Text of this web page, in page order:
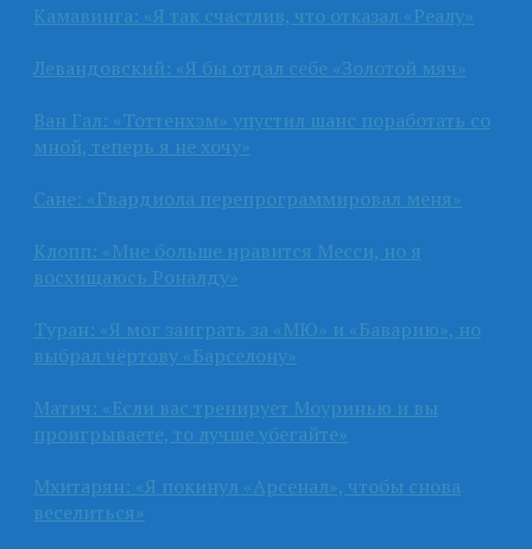
Камавинга: «Я так счастлив, что отказал «Реалу»
Левандовский: «Я бы отдал себе «Золотой мяч»
Ван Гал: «Тоттенхэм» упустил шанс поработать со
мной, теперь я не хочу»
Сане: «Гвардиола перепрограммировал меня»
Клопп: «Мне больше нравится Месси, но я
восхищаюсь Роналду»
Туран: «Я мог заиграть за «МЮ» и «Баварию», но
выбрал чёртову «Барселону»
Матич: «Если вас тренирует Моуринью и вы
проигрываете, то лучше убегайте»
Мхитарян: «Я покинул «Арсенал», чтобы снова
веселиться»